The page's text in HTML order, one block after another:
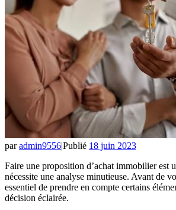
paradmin9556|Publié 18 juin 2023
Faire une proposition d’achat immobilier est
nécessite une analyse minutieuse. Avant de
essentiel de prendre en compte certains
décision éclairée.